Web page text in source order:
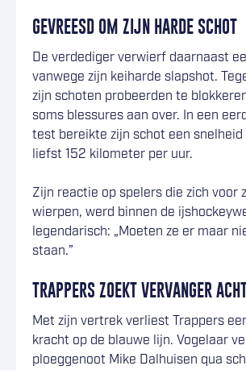
GEVREESD OM ZIJN HARDE SCHOT
De verdediger verwierf daarnaast
vanwege zijn keiharde slapshot.
zijn schoten probeerden te
soms blessures aan over. In een
test bereikte zijn schot een
liefst 152 kilometer per uur.
Zijn reactie op spelers die zich voor
wierpen, werd binnen de
legendarisch: „Moeten ze er maar
staan.”
TRAPPERS ZOEKT VERVANGER
Met zijn vertrek verliest Trappers
kracht op de blauwe lijn. Vogelaar
ploeggenoot Mike Dalhuisen qua